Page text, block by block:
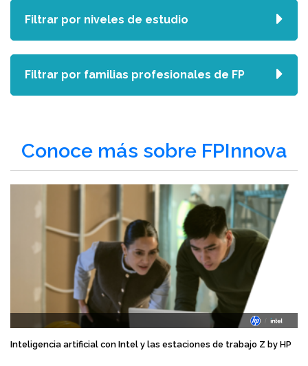
Conoce más sobre FPInnova
Inteligencia artificial con Intel y las estaciones de trabajo Z by HP
Filtrar por niveles de estudio
Filtrar por familias profesionales de FP